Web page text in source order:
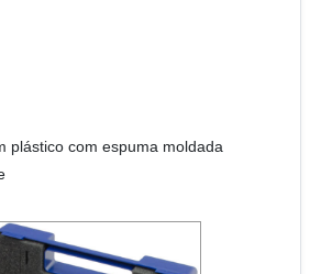
plástico com espuma moldada